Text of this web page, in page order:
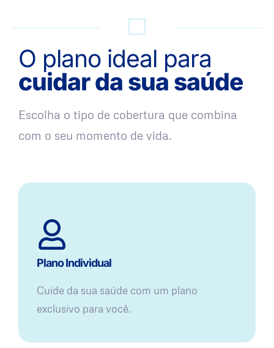
O plano ideal para
cuidar da sua saúde
Escolha o tipo de cobertura que combina
com o seu momento de vida.
Plano Individual
Cuide da sua saúde com um plano
exclusivo para você.